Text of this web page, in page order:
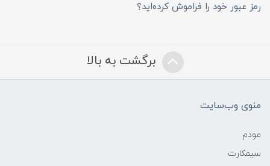
رمز عبور خود را فراموش کرده‌اید؟
برگشت به بالا
منوی وب‌سایت
مودم
سیمکارت